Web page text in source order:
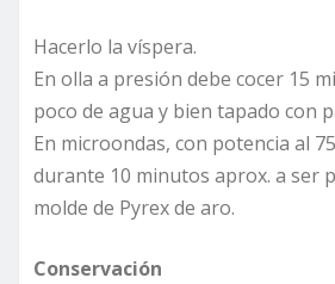
Hacerlo la víspera.
En olla a presión debe cocer 15
poco de agua y bien tapado con
En microondas, con potencia al
durante 10 minutos aprox. a ser
molde de Pyrex de aro.
Conservación